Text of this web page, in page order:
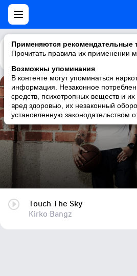
Применяются рекомендательные
Прочитать правила их применении
Возможны упоминания
В контенте могут упоминаться
информация. Незаконное
средств, психотропных веществ и
вред здоровью, их незаконный
установленную законодательством
Каталог Рекомендации
Touch The Sky
Kirko Bangz
Touch The Sky
Kirko Bangz